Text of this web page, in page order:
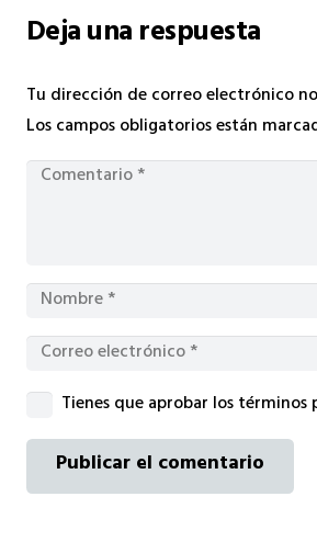
Deja una respuesta
Tu dirección de correo electrónico
Los campos obligatorios están
Tienes que aprobar los
Publicar el comentario